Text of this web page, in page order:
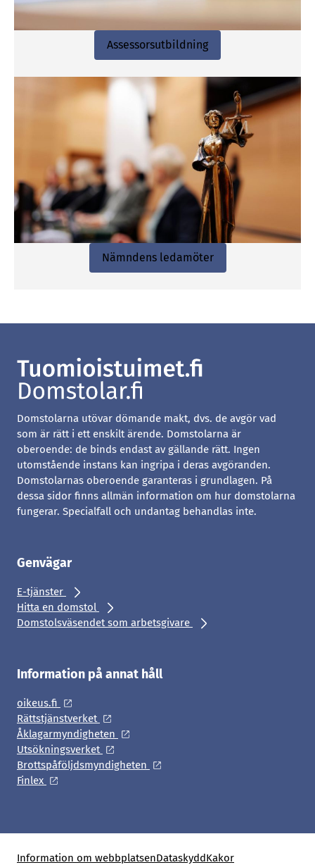
Assessorsutbildning
Nämndens ledamöter
Domstolarna utövar dömande makt, dvs. de avgör vad
som är rätt i ett enskilt ärende. Domstolarna är
oberoende: de binds endast av gällande rätt. Ingen
utomstående instans kan ingripa i deras avgöranden.
Domstolarnas oberoende garanteras i grundlagen. På
dessa sidor finns allmän information om hur domstolarna
fungerar. Specialfall och undantag behandlas inte.
Genvägar
E-tjänster
Hitta en domstol
Domstolsväsendet som arbetsgivare
Information på annat håll
oikeus.fi
Rättstjänstverket
Åklagarmyndigheten
Utsökningsverket
Brottspåföljdsmyndigheten
Finlex
Information om webbplatsenDataskyddKakor